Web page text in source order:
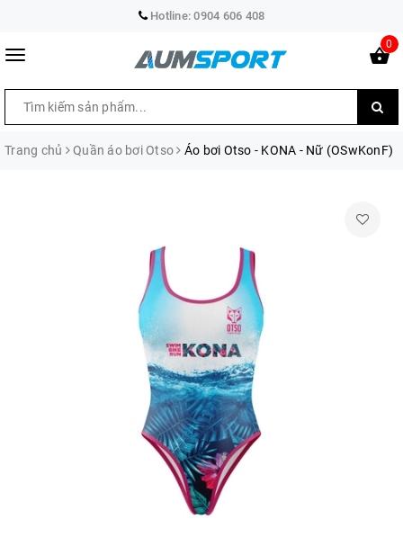
Hotline:0904 606 408
0
Trang chủ Quần áo bơi Otso Áo bơi Otso - KONA - Nữ (OSwKonF)